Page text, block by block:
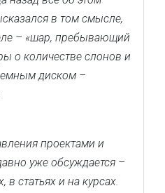
в том смысле,
– «шар, пребывающий
о количестве слонов и
диском –
проектами и
уже обсуждается –
в статьях и на курсах.